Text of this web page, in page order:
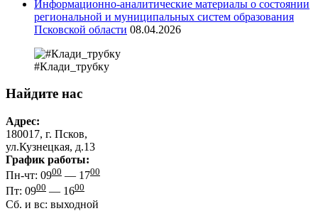
Информационно-аналитические материалы о состоянии
региональной и муниципальных систем образования
Псковской области 08.04.2026
#Клади_трубку
Найдите нас
Адрес:
180017, г. Псков,
ул.Кузнецкая, д.13
График работы:
Пн-чт: 0900 — 1700
Пт: 0900 — 1600
Сб. и вс: выходной